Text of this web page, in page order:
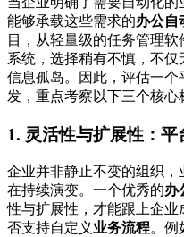
能够承载这些需求的办公自
目，从轻量级的任务管理软
系统，选择稍有不慎，不仅
信息孤岛。因此，评估一
发，重点考察以下三个核心
1. 灵活性与扩展性：
企业并非静止不变的组织
在持续演变。一个优秀的办
性与扩展性，才能跟上企
否支持自定义业务流程。例